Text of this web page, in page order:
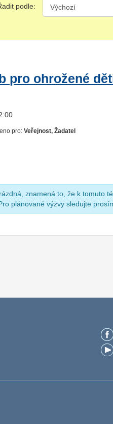
podle:
pro ohrožené
pro:Veřejnost, Žadatel
znamená to, že k tomuto
plánované výzvy sledujte